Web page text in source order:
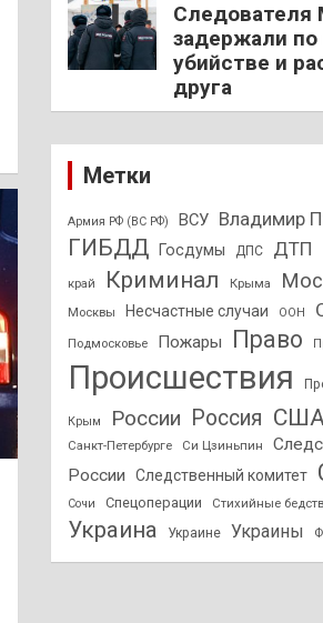
задержали
убийстве и
друга
Метки
Армия РФ (ВС РФ) ВСУ Владимир
ГИБДД Госдумы ДПС ДТП
край Криминал Крыма
Москвы Несчастные случаи ООН
Подмосковье Пожары Право
Происшествия
Крым России Россия США
Санкт-Петербурге
Си Цзиньпин
России
Следственный комитет
Сочи Спецоперации Стихийные
Украина Украине Украины